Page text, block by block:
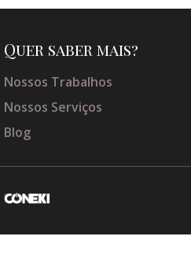
Quer saber mais?
Nossos Trabalhos
Nossos Serviços
Blog